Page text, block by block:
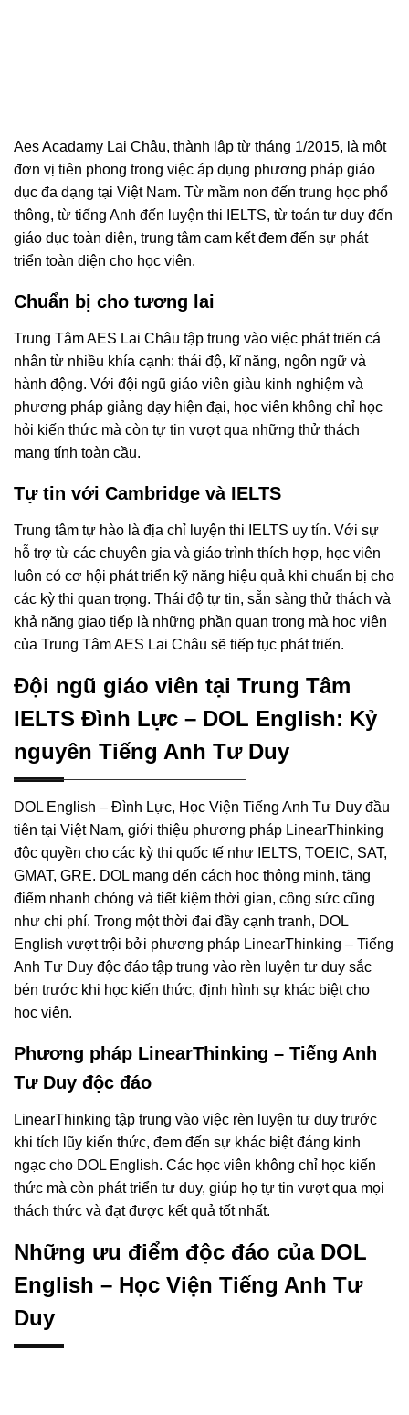
Aes Acadamy Lai Châu, thành lập từ tháng 1/2015, là một
đơn vị tiên phong trong việc áp dụng phương pháp giáo
dục đa dạng tại Việt Nam. Từ mầm non đến trung học phổ
thông, từ tiếng Anh đến luyện thi IELTS, từ toán tư duy đến
giáo dục toàn diện, trung tâm cam kết đem đến sự phát
triển toàn diện cho học viên.
Chuẩn bị cho tương lai
Trung Tâm AES Lai Châu tập trung vào việc phát triển cá
nhân từ nhiều khía cạnh: thái độ, kĩ năng, ngôn ngữ và
hành động. Với đội ngũ giáo viên giàu kinh nghiệm và
phương pháp giảng dạy hiện đại, học viên không chỉ học
hỏi kiến thức mà còn tự tin vượt qua những thử thách
mang tính toàn cầu.
Tự tin với Cambridge và IELTS
Trung tâm tự hào là địa chỉ luyện thi IELTS uy tín. Với sự
hỗ trợ từ các chuyên gia và giáo trình thích hợp, học viên
luôn có cơ hội phát triển kỹ năng hiệu quả khi chuẩn bị cho
các kỳ thi quan trọng. Thái độ tự tin, sẵn sàng thử thách và
khả năng giao tiếp là những phần quan trọng mà học viên
của Trung Tâm AES Lai Châu sẽ tiếp tục phát triển.
Đội ngũ giáo viên tại Trung Tâm
IELTS Đình Lực – DOL English: Kỷ
nguyên Tiếng Anh Tư Duy
DOL English – Đình Lực, Học Viện Tiếng Anh Tư Duy đầu
tiên tại Việt Nam, giới thiệu phương pháp LinearThinking
độc quyền cho các kỳ thi quốc tế như IELTS, TOEIC, SAT,
GMAT, GRE. DOL mang đến cách học thông minh, tăng
điểm nhanh chóng và tiết kiệm thời gian, công sức cũng
như chi phí. Trong một thời đại đầy cạnh tranh, DOL
English vượt trội bởi phương pháp LinearThinking – Tiếng
Anh Tư Duy độc đáo tập trung vào rèn luyện tư duy sắc
bén trước khi học kiến thức, định hình sự khác biệt cho
học viên.
Phương pháp LinearThinking – Tiếng Anh
Tư Duy độc đáo
LinearThinking tập trung vào việc rèn luyện tư duy trước
khi tích lũy kiến thức, đem đến sự khác biệt đáng kinh
ngạc cho DOL English. Các học viên không chỉ học kiến
thức mà còn phát triển tư duy, giúp họ tự tin vượt qua mọi
thách thức và đạt được kết quả tốt nhất.
Những ưu điểm độc đáo của DOL
English – Học Viện Tiếng Anh Tư
Duy